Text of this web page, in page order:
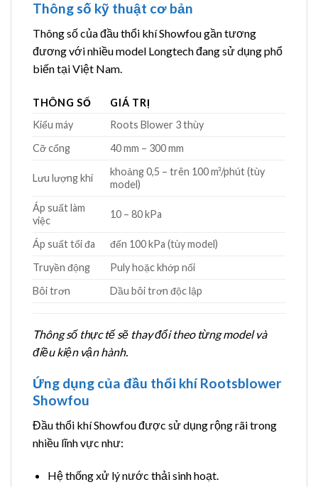
Thông số kỹ thuật cơ bản
Thông số của đầu thổi khí Showfou gần tương
đương với nhiều model Longtech đang sử dụng phổ
biến tại Việt Nam.
THÔNG SỐ
GIÁ TRỊ
Kiểu máy
Roots Blower 3 thùy
Cỡ cổng
40 mm – 300 mm
Lưu lượng khí
khoảng 0,5 – trên 100 m³/phút (tùy
model)
Áp suất làm
việc
10 – 80 kPa
Áp suất tối đa
đến 100 kPa (tùy model)
Truyền động
Puly hoặc khớp nối
Bôi trơn
Dầu bôi trơn độc lập
Thông số thực tế sẽ thay đổi theo từng model và
điều kiện vận hành.
Ứng dụng của đầu thổi khí Rootsblower
Showfou
Đầu thổi khí Showfou được sử dụng rộng rãi trong
nhiều lĩnh vực như:
Hệ thống xử lý nước thải sinh hoạt.